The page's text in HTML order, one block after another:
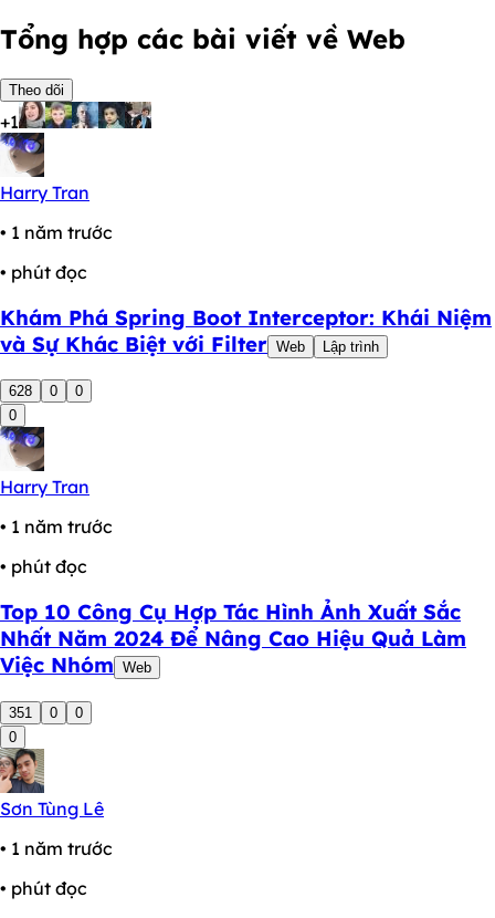
Tổng hợp các bài viết về Web
Theo dõi
+1
Harry Tran
• 1 năm trước
• phút đọc
Khám Phá Spring Boot Interceptor: Khái Niệm
và Sự Khác Biệt với Filter Web Lập trình
628 0
0
0
Harry Tran
• 1 năm trước
• phút đọc
Top 10 Công Cụ Hợp Tác Hình Ảnh Xuất Sắc
Nhất Năm 2024 Để Nâng Cao Hiệu Quả Làm
Việc Nhóm Web
351 0
0
0
Sơn Tùng Lê
• 1 năm trước
• phút đọc